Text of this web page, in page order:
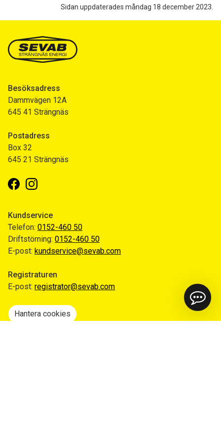
Sidan uppdaterades måndag 18 december 2023.
Besöksadress
Dammvägen 12A
645 41 Strängnäs
Postadress
Box 32
645 21 Strängnäs
FacebookInstagram
Kundservice
Telefon: 0152-460 50
Driftstörning: 0152-460 50
E-post: kundservice@sevab.com
Registraturen
E-post: registrator@sevab.com
Hantera cookies